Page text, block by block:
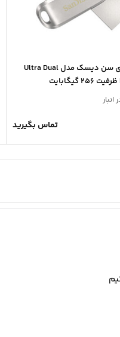
فلش مموری سن دیسک مدل Ultra Dual
تماس بگیرید